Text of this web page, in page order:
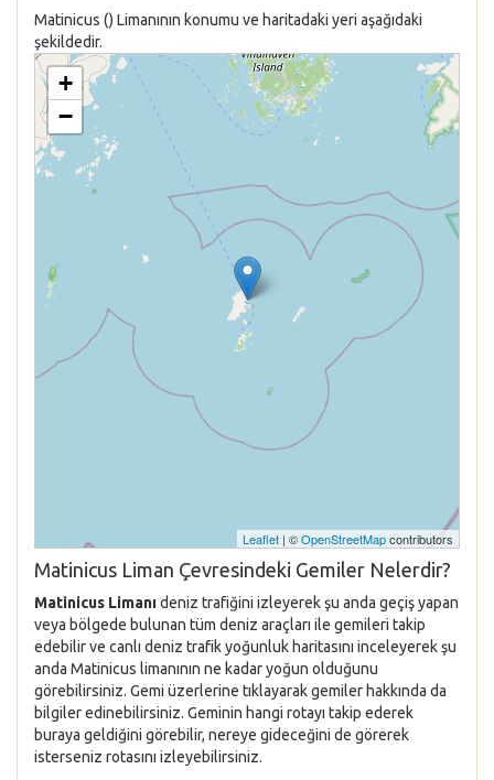
Matinicus () Limanının konumu ve haritadaki yeri aşağıdaki
şekildedir.
+
−
Leaflet | ©OpenStreetMapcontributors
Matinicus Liman Çevresindeki Gemiler Nelerdir?
Matinicus Limanıdeniz trafiğini izleyerek şu anda geçiş yapan
veya bölgede bulunan tüm deniz araçları ile gemileri takip
edebilir ve canlı deniz trafik yoğunluk haritasını inceleyerek şu
anda Matinicus limanının ne kadar yoğun olduğunu
görebilirsiniz. Gemi üzerlerine tıklayarak gemiler hakkında da
bilgiler edinebilirsiniz. Geminin hangi rotayı takip ederek
buraya geldiğini görebilir, nereye gideceğini de görerek
isterseniz rotasını izleyebilirsiniz.